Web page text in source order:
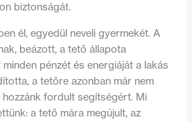
biztonságát.
él, egyedül neveli gyermekét. A
beázott, a tető állapota
pénzét és energiáját a lakás
a tetőre azonban már nem
fordult segítségért. Mi
a tető mára megújult, az